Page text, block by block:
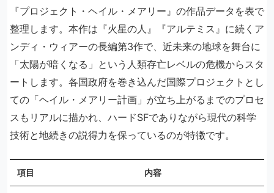
『プロジェクト・ヘイル・メアリー』の作品データを表で
整理します。本作は『火星の人』『アルテミス』に続くア
ンディ・ウィアーの長編第3作で、近未来の地球を舞台に
「太陽が暗くなる」という人類存亡レベルの危機からスタ
ートします。各国政府を巻き込んだ国際プロジェクトとし
ての「ヘイル・メアリー計画」が立ち上がるまでのプロセ
スもリアルに描かれ、ハードSFでありながら現代の科学
技術と地続きの説得力を保っているのが特徴です。
項目 内容